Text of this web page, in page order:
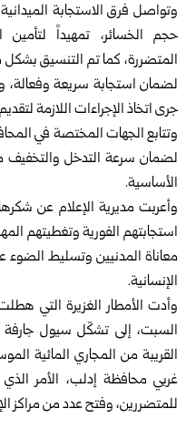
وتواصل فرق الاستجابة
حجم الخسائر، تمهيداً لتأمين
المتضررة، كما تم التنسيق بشكل
لضمان استجابة سريعة وفعالة،
جرى اتخاذ الإجراءات اللازمة
وتتابع الجهات المختصة في
لضمان سرعة التدخل والتخفيف
الأساسية.
وأعربت مديرية الإعلام عن
استجابتهم الفورية وتغطيتهم
معاناة المدنيين وتسليط الضوء
الإنسانية.
وأدت الأمطار الغزيرة التي
السبت، إلى تشكّل سيول
القريبة من المجاري المائية
غربي محافظة إدلب، الأمر
للمتضررين، وفتح عدد من مراكز